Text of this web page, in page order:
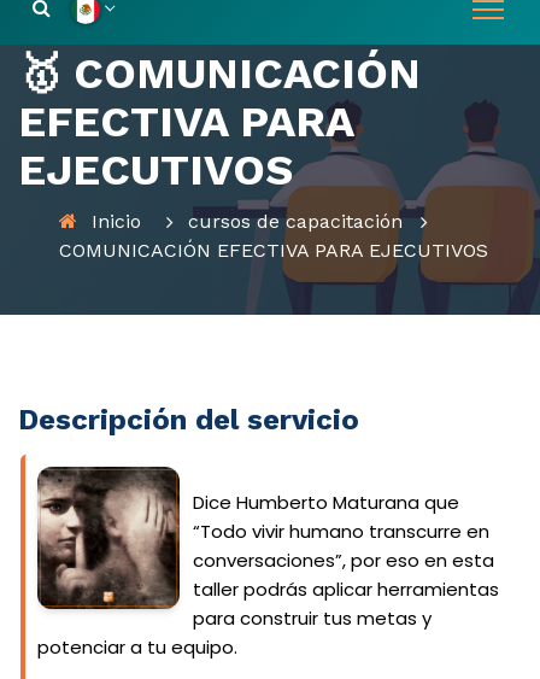
🥇 COMUNICACIÓN
EFECTIVA PARA
EJECUTIVOS
Inicio
cursos de capacitación
COMUNICACIÓN EFECTIVA PARA EJECUTIVOS
Descripción del servicio
Dice Humberto Maturana que
“Todo vivir humano transcurre en
conversaciones”, por eso en esta
taller podrás aplicar herramientas
para construir tus metas y
potenciar a tu equipo.